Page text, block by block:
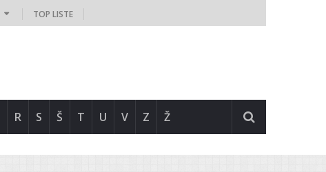
TOP LISTE
R S Š T U V Z Ž